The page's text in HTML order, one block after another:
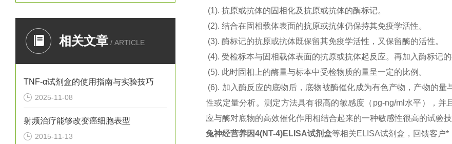
相关文章 / ARTICLE
TNF-α试剂盒的使用指南与实验技巧
2025-11-08
射频治疗能够改变癌细胞表型
2015-11-13
(1). 抗原或抗体的固相化及抗原或抗体的酶标记。
(2). 结合在固相载体表面的抗原或抗体仍保持其免疫学活性。
(3). 酶标记的抗原或抗体既保留其免疫学活性，又保留酶的活性。
(4). 受检标本与固相载体表面的抗原或抗体起反应。再加入酶标记
(5). 此时固相上的酶量与标本中受检物质的量呈一定的比例。
(6). 加入酶反应的底物后，底物被酶催化成为有色产物，产物的
性或定量分析。测定方法具有很高的敏感度（pg-ng/ml水平），
应与酶对底物的高效催化作用相结合起来的一种敏感性很高的试验技
兔神经营养因4(NT-4)ELISA试剂盒等相关ELISA试剂盒，回馈客户*